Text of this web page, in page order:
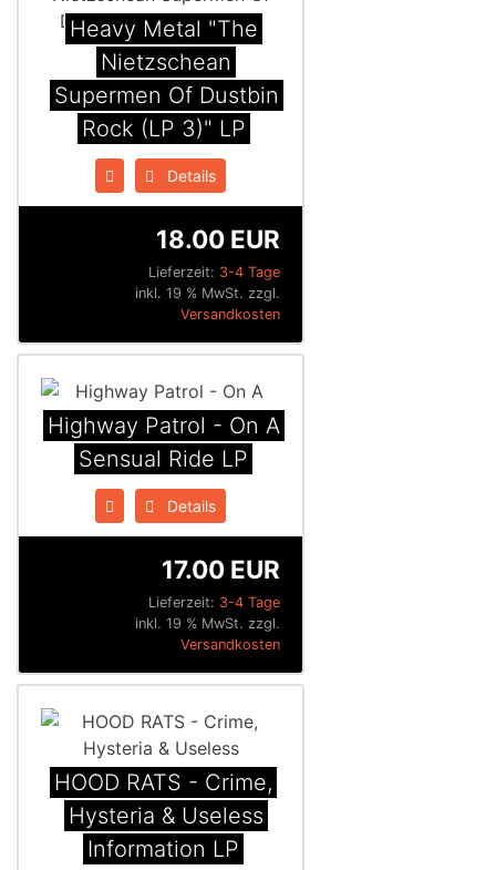
Heavy Metal "The
Nietzschean
Supermen Of Dustbin
Rock (LP 3)" LP
Details
Lieferzeit: 3-4 Tage
18.00 EUR
inkl. 19 % MwSt. zzgl.
Versandkosten
Highway Patrol - On A
Sensual Ride LP
Details
Lieferzeit: 3-4 Tage
17.00 EUR
inkl. 19 % MwSt. zzgl.
Versandkosten
HOOD RATS - Crime,
Hysteria & Useless
Information LP